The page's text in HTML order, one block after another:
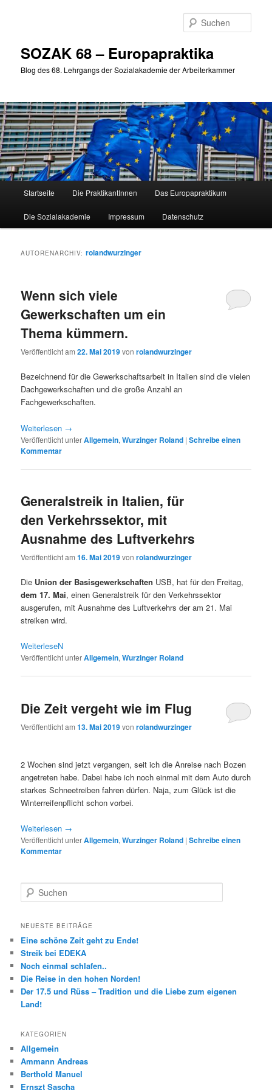
SOZAK 68 – Europapraktika
Blog des 68. Lehrgangs der Sozialakademie der Arbeiterkammer
Startseite Die PraktikantInnen Das Europapraktikum
Die Sozialakademie Impressum Datenschutz
AUTORENARCHIV:rolandwurzinger
Wenn sich viele
Gewerkschaften um ein
Thema kümmern.
Veröffentlicht am22. Mai 2019vonrolandwurzinger
Bezeichnend für die Gewerkschaftsarbeit in Italien sind die vielen
Dachgewerkschaften und die große Anzahl an
Fachgewerkschaften.
Weiterlesen →
Veröffentlicht unterAllgemein,Wurzinger Roland |Schreibe einen
Kommentar
Generalstreik in Italien, für
den Verkehrssektor, mit
Ausnahme des Luftverkehrs
Veröffentlicht am16. Mai 2019vonrolandwurzinger
Die Union der Basisgewerkschaften USB, hat für den Freitag,
dem 17. Mai, einen Generalstreik für den Verkehrssektor
ausgerufen, mit Ausnahme des Luftverkehrs der am 21. Mai
streiken wird.
WeiterleseN
Veröffentlicht unterAllgemein,Wurzinger Roland
Die Zeit vergeht wie im Flug
Veröffentlicht am13. Mai 2019vonrolandwurzinger
2 Wochen sind jetzt vergangen, seit ich die Anreise nach Bozen
angetreten habe. Dabei habe ich noch einmal mit dem Auto durch
starkes Schneetreiben fahren dürfen. Naja, zum Glück ist die
Winterreifenpflicht schon vorbei.
Weiterlesen →
Veröffentlicht unterAllgemein,Wurzinger Roland |Schreibe einen
Kommentar
u
h
n
NEUESTE BEITRÄGE
Eine schöne Zeit geht zu Ende!
Streik bei EDEKA
Noch einmal schlafen..
Die Reise in den hohen Norden!
Der 17.5 und Rüss – Tradition und die Liebe zum eigenen
Land!
KATEGORIEN
Allgemein
Ammann Andreas
Berthold Manuel
Ernszt Sascha